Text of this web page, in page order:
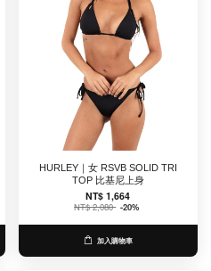
HURLEY｜女 RSVB SOLID TRI
TOP 比基尼上身
NT$ 1,664
NT$ 2,080 -20%
加入購物車